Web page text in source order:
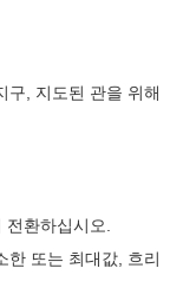
, 지도된 관을 위해
환하십시오.
한 또는 최대값, 흐리